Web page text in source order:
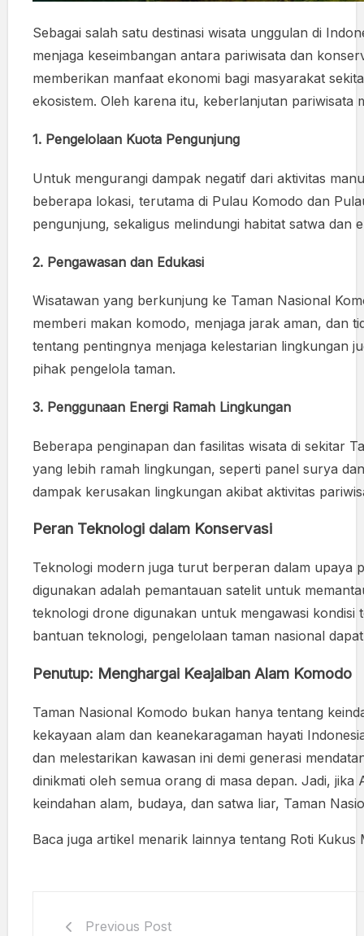
Sebagai salah satu destinasi wisata unggulan di
menjaga keseimbangan antara pariwisata dan
memberikan manfaat ekonomi bagi masyarakat
ekosistem. Oleh karena itu, keberlanjutan pariwisata
1. Pengelolaan Kuota Pengunjung
Untuk mengurangi dampak negatif dari aktivitas
beberapa lokasi, terutama di Pulau Komodo dan
pengunjung, sekaligus melindungi habitat satwa dan
2. Pengawasan dan Edukasi
Wisatawan yang berkunjung ke Taman Nasional
memberi makan komodo, menjaga jarak aman, dan
tentang pentingnya menjaga kelestarian lingkungan
pihak pengelola taman.
3. Penggunaan Energi Ramah Lingkungan
Beberapa penginapan dan fasilitas wisata di sekitar
yang lebih ramah lingkungan, seperti panel surya
dampak kerusakan lingkungan akibat aktivitas
Peran Teknologi dalam Konservasi
Teknologi modern juga turut berperan dalam upaya
digunakan adalah pemantauan satelit untuk
teknologi drone digunakan untuk mengawasi
bantuan teknologi, pengelolaan taman nasional
Penutup: Menghargai Keajaiban Alam Komodo
Taman Nasional Komodo bukan hanya tentang
kekayaan alam dan keanekaragaman hayati
dan melestarikan kawasan ini demi generasi
dinikmati oleh semua orang di masa depan. Jadi,
keindahan alam, budaya, dan satwa liar, Taman
Baca juga artikel menarik lainnya tentang Roti
Previous Post